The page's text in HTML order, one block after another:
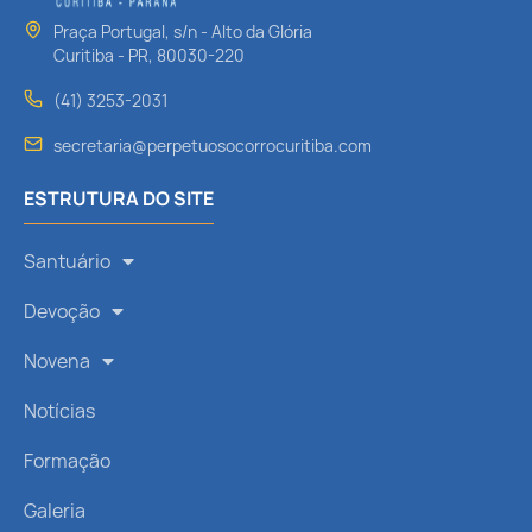
Praça Portugal, s/n - Alto da Glória
Curitiba - PR, 80030-220
(41) 3253-2031
secretaria@perpetuosocorrocuritiba.com
ESTRUTURA DO SITE
Santuário
Devoção
Novena
Notícias
Formação
Galeria